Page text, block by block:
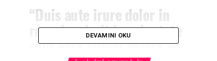
“Duis aute irure dolor in
reprehenderit in voluptate
velit esse cillum dolore eu
DEVAMINI OKU